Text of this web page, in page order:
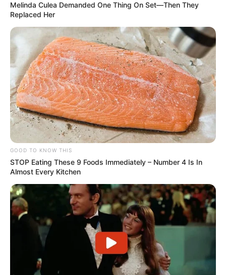
Melinda Culea Demanded One Thing On Set—Then They
Replaced Her
GOOD TO KNOW THIS
STOP Eating These 9 Foods Immediately – Number 4 Is In
Almost Every Kitchen